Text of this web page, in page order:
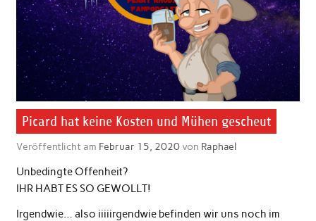
Picard hat keine Kosten und Mühen gescheut
Veröffentlicht am Februar 15, 2020von Raphael
Unbedingte Offenheit?
IHR HABT ES SO GEWOLLT!
Irgendwie… also iiiiirgendwie befinden wir uns noch im